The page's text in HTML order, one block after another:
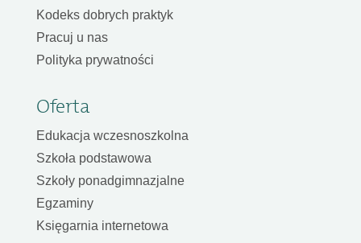
Kodeks dobrych praktyk
Pracuj u nas
Polityka prywatności
Oferta
Edukacja wczesnoszkolna
Szkoła podstawowa
Szkoły ponadgimnazjalne
Egzaminy
Księgarnia internetowa